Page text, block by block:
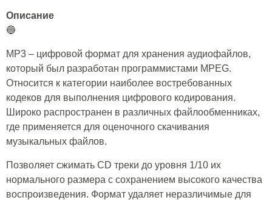
Описание
🔵
MP3 – цифровой формат для хранения аудиофайлов,
который был разработан программистами MPEG.
Относится к категории наиболее востребованных
кодеков для выполнения цифрового кодирования.
Широко распространен в различных файлообменниках,
где применяется для оценочного скачивания
музыкальных файлов.
Позволяет сжимать CD треки до уровня 1/10 их
нормального размера с сохранением высокого качества
воспроизведения. Формат удаляет неразличимые для